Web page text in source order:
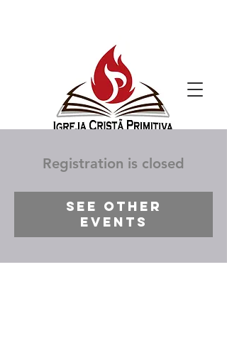
Registration is closed
See other
events